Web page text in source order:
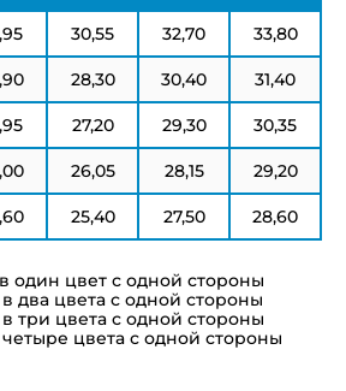
30,55 32,70 33,80
28,30 30,40 31,40
27,20 29,30 30,35
26,05 28,15 29,20
25,40 27,50 28,60
один цвет с одной стороны
в два цвета с одной стороны
в три цвета с одной стороны
четыре цвета с одной стороны